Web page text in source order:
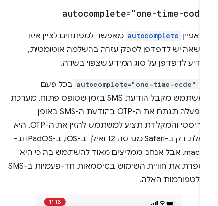
autocomplete="one-time-
autocomplete מאפשר למפתחים לציין איזו
יש לדפדפן לספק עזרה בהשלמה אוטומטית,
לדפדפן על סוג המידע שצפוי בשדה.
autocomplete="one-time-code" בכל פעם
שמשתמש מקבל הודעת SMS בזמן שטופס פתוח, מערכת
ההפעלה תנתח את ה-OTP בהודעת ה-SMS באופן
היוריסטי והמקלדת תציע למשתמש להזין את ה-OTP. היא
פועלת רק ב-Safari מגרסה 12 ואילך ב-iOS, ב-iPadOS וב-
macOS, אבל אנחנו ממליצים מאוד להשתמש בה כי היא
משפרת את חוויית השימוש בסיסמאות חד-פעמיות ב-SMS
האלה.